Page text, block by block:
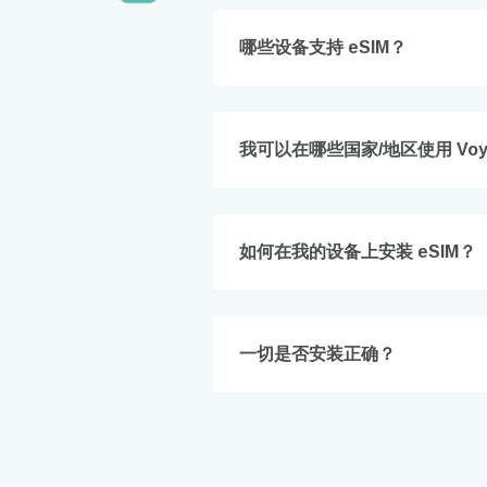
哪些设备支持 eSIM？
我可以在哪些国家/地区使用
如何在我的设备上安装 eSIM？
一切是否安装正确？
of